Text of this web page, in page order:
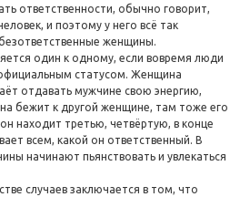
ответственности, обычно говорит,
и поэтому у него всё так
женщины.
один к одному, если вовремя люди
статусом. Женщина
отдавать мужчине свою энергию,
бежит к другой женщине, там тоже его
находит третью, четвёртую, в конце
всем, какой он ответственный. В
начинают пьянствовать и увлекаться
случаев заключается в том, что